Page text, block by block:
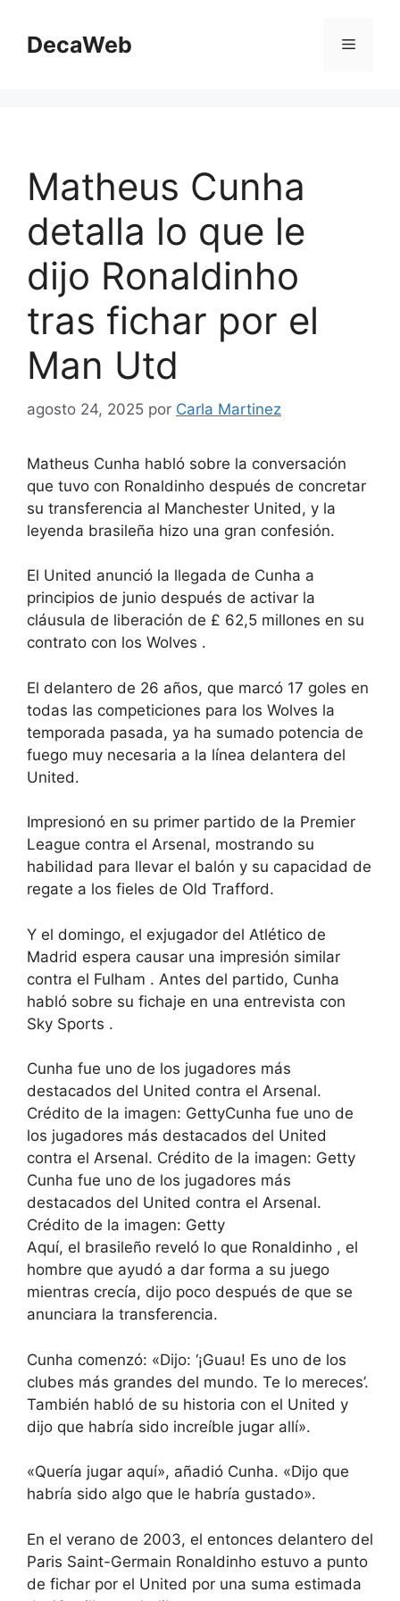
contenido
DecaWeb Menú
Matheus Cunha
detalla lo que le
dijo Ronaldinho
tras fichar por el
Man Utd
agosto 24, 2025 por Carla Martinez
Matheus Cunha habló sobre la conversación
que tuvo con Ronaldinho después de concretar
su transferencia al Manchester United, y la
leyenda brasileña hizo una gran confesión.
El United anunció la llegada de Cunha a
principios de junio después de activar la
cláusula de liberación de £ 62,5 millones en su
contrato con los Wolves .
El delantero de 26 años, que marcó 17 goles en
todas las competiciones para los Wolves la
temporada pasada, ya ha sumado potencia de
fuego muy necesaria a la línea delantera del
United.
Impresionó en su primer partido de la Premier
League contra el Arsenal, mostrando su
habilidad para llevar el balón y su capacidad de
regate a los fieles de Old Trafford.
Y el domingo, el exjugador del Atlético de
Madrid espera causar una impresión similar
contra el Fulham . Antes del partido, Cunha
habló sobre su fichaje en una entrevista con
Sky Sports .
Cunha fue uno de los jugadores más
destacados del United contra el Arsenal.
Crédito de la imagen: GettyCunha fue uno de
los jugadores más destacados del United
contra el Arsenal. Crédito de la imagen: Getty
Cunha fue uno de los jugadores más
destacados del United contra el Arsenal.
Crédito de la imagen: Getty
Aquí, el brasileño reveló lo que Ronaldinho , el
hombre que ayudó a dar forma a su juego
mientras crecía, dijo poco después de que se
anunciara la transferencia.
Cunha comenzó: «Dijo: ‘¡Guau! Es uno de los
clubes más grandes del mundo. Te lo mereces’.
También habló de su historia con el United y
dijo que habría sido increíble jugar allí».
«Quería jugar aquí», añadió Cunha. «Dijo que
habría sido algo que le habría gustado».
En el verano de 2003, el entonces delantero del
Paris Saint-Germain Ronaldinho estuvo a punto
de fichar por el United por una suma estimada